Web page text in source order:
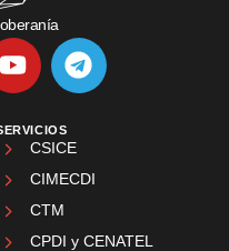
CSICE
CIMECDI
CTM
CPDI y CENATEL